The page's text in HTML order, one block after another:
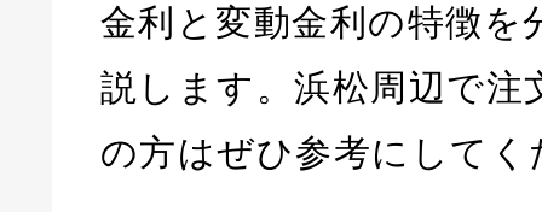
金利と変動金利の特徴を
説します。浜松周辺で注
の方はぜひ参考にしてく